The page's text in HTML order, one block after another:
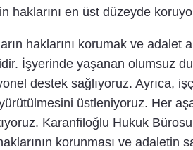
haklarını en üst düzeyde
haklarını korumak ve adalet
İşyerinde yaşanan olumsuz
destek sağlıyoruz. Ayrıca,
üstleniyoruz. Her
Karanfiloğlu Hukuk
korunması ve adaletin